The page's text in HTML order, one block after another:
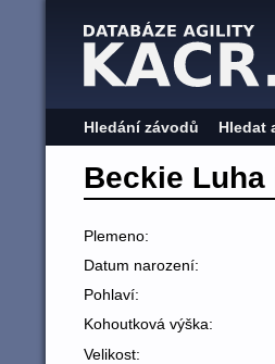
Hledání závodů Hledat
Beckie Luha
Plemeno:
Datum narození:
Pohlaví:
Kohoutková výška:
Velikost: